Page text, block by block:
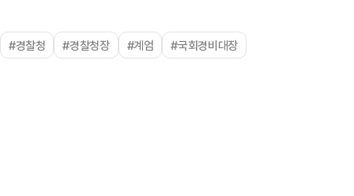
#경찰청 #경찰청장 #계엄 #국회경비대장